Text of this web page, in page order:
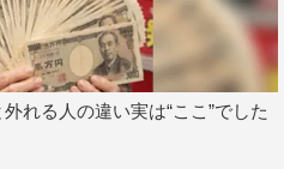
れる人の違い実は“ここ”でした